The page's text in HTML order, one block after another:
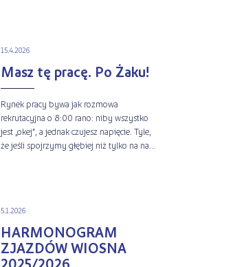
15.4.2026
Masz tę pracę. Po Żaku!
Rynek pracy bywa jak rozmowa
rekrutacyjna o 8:00 rano: niby wszystko
jest „okej”, a jednak czujesz napięcie. Tyle,
że jeśli spojrzymy głębiej niż tylko na na...
5.1.2026
HARMONOGRAM
ZJAZDÓW WIOSNA
2025/2026